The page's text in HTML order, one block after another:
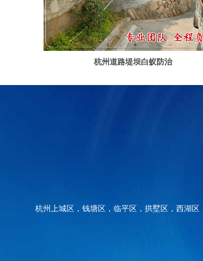
杭州道路堤坝白蚁防治
杭州上城区，钱塘区，临平区，拱墅区，西湖